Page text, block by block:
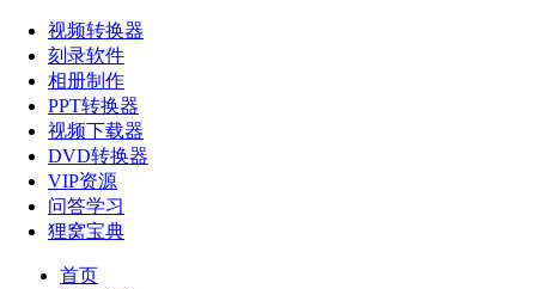
视频转换器
刻录软件
相册制作
PPT转换器
视频下载器
DVD转换器
VIP资源
问答学习
狸窝宝典
首页